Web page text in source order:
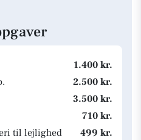
1.400 kr.
2.500 kr.
3.500 kr.
710 kr.
til lejlighed
499 kr.